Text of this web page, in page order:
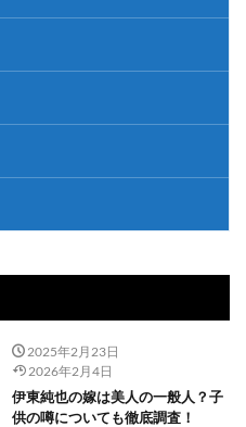
2025年2月23日
2026年2月4日
伊東純也の嫁は美人の一般人？子
供の噂についても徹底調査！